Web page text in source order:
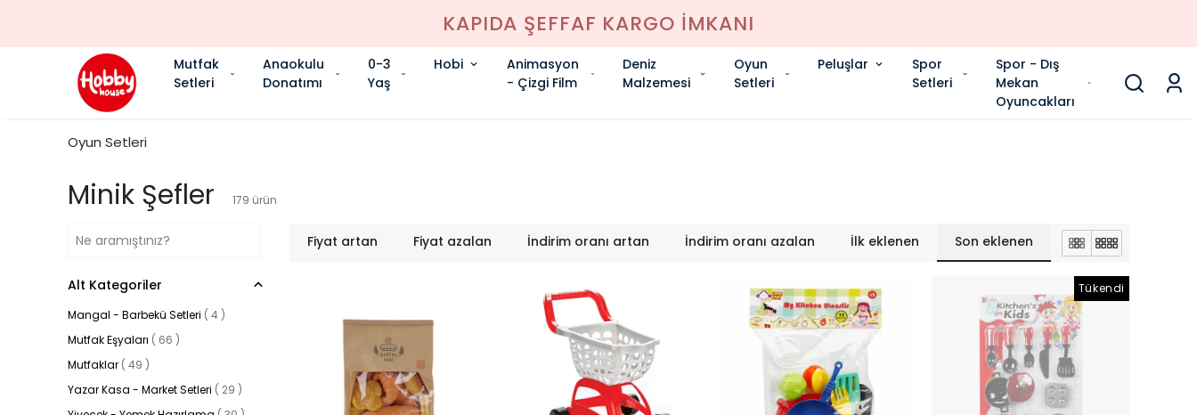
KAPIDA ŞEFFAF KARGO İMKANI
Mutfak
Setleri
Anaokulu
Donatımı
0-3
Yaş
Hobi
Animasyon
- Çizgi Film
Deniz
Malzemesi
Oyun
Setleri
Peluşlar
Spor
Setleri
Spor - Dış
Mekan
Oyuncakları
Oyun Setleri
Minik Şefler 179 ürün
Fiyat artan Fiyat azalan İndirim oranı artan İndirim oranı azalan İlk eklenen Son eklenen
Alt Kategoriler
Mangal - Barbekü Setleri ( 4 )
Mutfak Eşyaları ( 66 )
Mutfaklar ( 49 )
Yazar Kasa - Market Setleri ( 29 )
Tükendi